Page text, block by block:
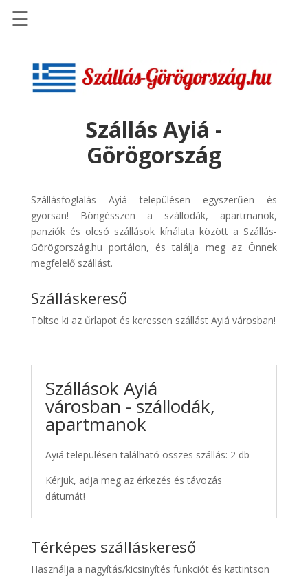
Szállások
Repülőjegy
pénzvisszatérítéssel
Discover
Cars
Transzfer
Kiwi
Taxi
☰
Szállás Ayiá -
Görögország
Szállásfoglalás Ayiá településen egyszerűen és
gyorsan! Böngésszen a szállodák, apartmanok,
panziók és olcsó szállások kínálata között a Szállás-
Görögország.hu portálon, és találja meg az Önnek
megfelelő szállást.
Szálláskereső
Töltse ki az űrlapot és keressen szállást Ayiá városban!
Szállások Ayiá
városban - szállodák,
apartmanok
Ayiá településen található összes szállás: 2 db
Kérjük, adja meg az érkezés és távozás
dátumát!
Térképes szálláskereső
Használja a nagyítás/kicsinyítés funkciót és kattintson